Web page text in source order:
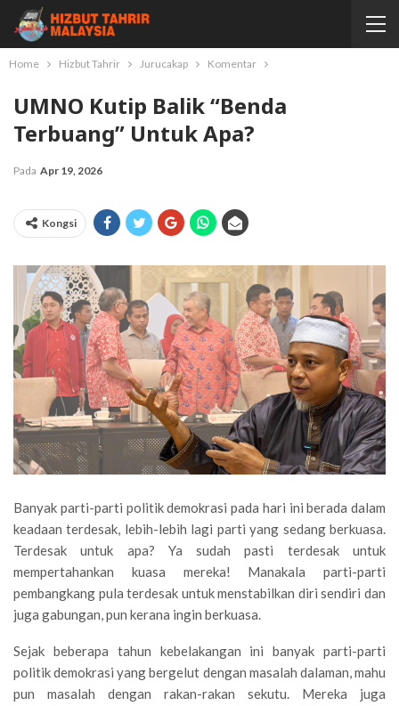
Home Hizbut Tahrir Jurucakap Komentar
UMNO Kutip Balik “benda
Terbuang” Untuk Apa?
Pada Apr 19, 2026
Kongsi
Banyak parti-parti politik demokrasi pada hari ini berada dalam
keadaan terdesak, lebih-lebih lagi parti yang sedang berkuasa.
Terdesak untuk apa? Ya sudah pasti terdesak untuk
mempertahankan kuasa mereka! Manakala parti-parti
pembangkang pula terdesak untuk menstabilkan diri sendiri dan
juga gabungan, pun kerana ingin berkuasa.
Sejak beberapa tahun kebelakangan ini banyak parti-parti
politik demokrasi yang bergelut dengan masalah dalaman, mahu
pun masalah dengan rakan-rakan sekutu. Mereka juga